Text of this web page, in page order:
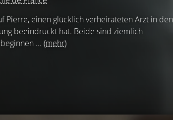
Pierre, einen glücklich verheirateten Arzt in den
beeindruckt hat. Beide sind ziemlich
... (mehr)